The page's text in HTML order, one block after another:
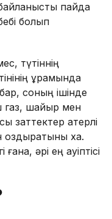
байланысты пайда
болып
түтіннің
құрамында
соның ішінде
газ, шайыр мен
заттектер қатерлі
хақ.
әрі ең қауіптісі